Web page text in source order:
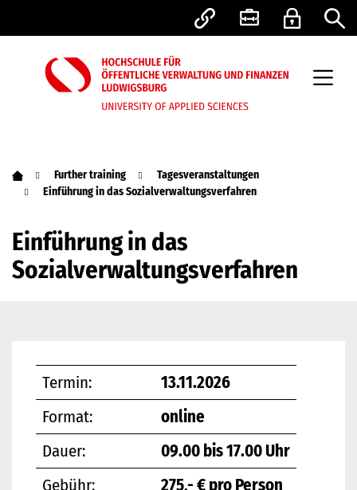
Further training
Tagesveranstaltungen
Einführung in das Sozialverwaltungsverfahren
Einführung in das
Sozialverwaltungsverfahren
Termin:
13.11.2026
Format:
online
Dauer:
09.00 bis 17.00 Uhr
Gebühr:
275,- € pro Person